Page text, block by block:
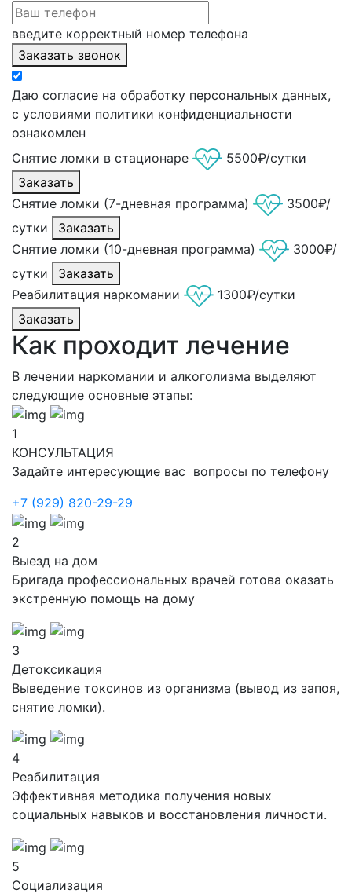
введите корректный номер телефона
Заказать звонок
Даю согласие на обработку персональных данных,
с условиями политики конфиденциальности
ознакомлен
Снятие ломки в стационаре
5500₽/сутки
Заказать
Снятие ломки (7-дневная программа)
3500₽/
сутки
Заказать
Снятие ломки (10-дневная программа)
3000₽/
сутки
Заказать
Реабилитация наркомании
1300₽/сутки
Заказать
Как проходит лечение
В лечении наркомании и алкоголизма выделяют
следующие основные этапы:
1
КОНСУЛЬТАЦИЯ
Задайте интересующие вас вопросы по телефону
+7 (929) 820-29-29
2
Выезд на дом
Бригада профессиональных врачей готова оказать
экстренную помощь на дому
3
Детоксикация
Выведение токсинов из организма (вывод из запоя,
снятие ломки).
4
Реабилитация
Эффективная методика получения новых
социальных навыков и восстановления личности.
5
Социализация